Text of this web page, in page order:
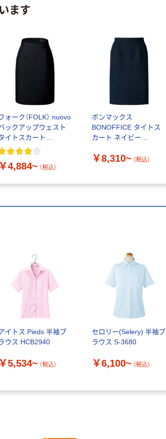
ます
ォーク（FOLK） nuovo
ックアップウェスト
イトスカート
FS45812
￥4,884~ （税込）
ボンマックス
BONOFFICE タイトス
カート ネイビー
￥8,310~ （税込）
イトス Pieds 半袖ブ
ウス HCB2940
￥5,534~ （税込）
セロリー(Selery) 半袖ブ
ラウス S-3680
￥6,100~ （税込）